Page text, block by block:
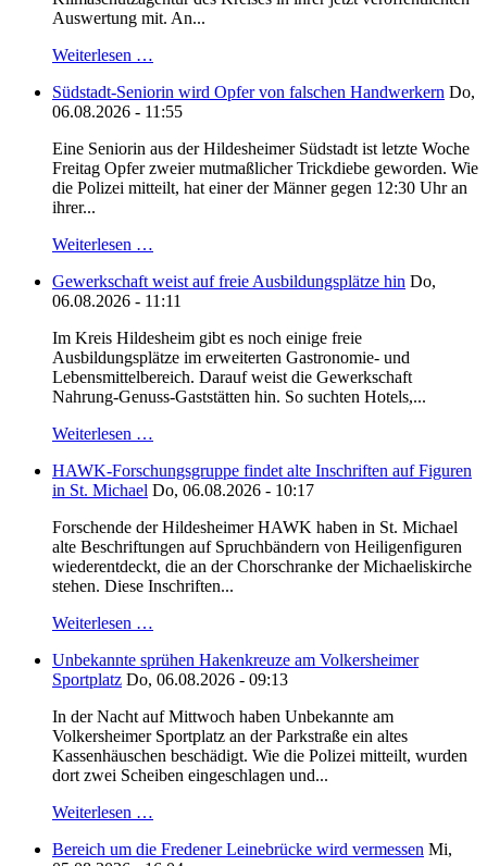
Auswertung mit. An...
Weiterlesen …
Südstadt-Seniorin wird Opfer von falschen Handwerkern Do,
06.08.2026 - 11:55
Eine Seniorin aus der Hildesheimer Südstadt ist letzte Woche
Freitag Opfer zweier mutmaßlicher Trickdiebe geworden. Wie
die Polizei mitteilt, hat einer der Männer gegen 12:30 Uhr an
ihrer...
Weiterlesen …
Gewerkschaft weist auf freie Ausbildungsplätze hin Do,
06.08.2026 - 11:11
Im Kreis Hildesheim gibt es noch einige freie
Ausbildungsplätze im erweiterten Gastronomie- und
Lebensmittelbereich. Darauf weist die Gewerkschaft
Nahrung-Genuss-Gaststätten hin. So suchten Hotels,...
Weiterlesen …
HAWK-Forschungsgruppe findet alte Inschriften auf Figuren
in St. Michael Do, 06.08.2026 - 10:17
Forschende der Hildesheimer HAWK haben in St. Michael
alte Beschriftungen auf Spruchbändern von Heiligenfiguren
wiederentdeckt, die an der Chorschranke der Michaeliskirche
stehen. Diese Inschriften...
Weiterlesen …
Unbekannte sprühen Hakenkreuze am Volkersheimer
Sportplatz Do, 06.08.2026 - 09:13
In der Nacht auf Mittwoch haben Unbekannte am
Volkersheimer Sportplatz an der Parkstraße ein altes
Kassenhäuschen beschädigt. Wie die Polizei mitteilt, wurden
dort zwei Scheiben eingeschlagen und...
Weiterlesen …
Bereich um die Fredener Leinebrücke wird vermessen Mi,